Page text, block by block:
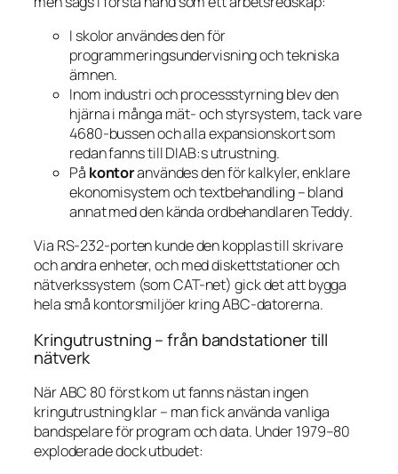
I skolor användes den för
programmeringsundervisning och tekniska
ämnen.
Inom industri och processstyrning blev den
hjärna i många mät- och styrsystem, tack vare
4680-bussen och alla expansionskort som
redan fanns till DIAB:s utrustning.
På kontoranvändes den för kalkyler, enklare
ekonomisystem och textbehandling – bland
annat med den kända ordbehandlarenTeddy.
Via RS-232-porten kunde den kopplas till skrivare
och andra enheter, och med diskettstationer och
nätverkssystem (som CAT-net) gick det att bygga
hela små kontorsmiljöer kring ABC-datorerna.
Kringutrustning – från bandstationer till
nätverk
När ABC 80 först kom ut fanns nästan ingen
kringutrustning klar – man fick använda vanliga
bandspelare för program och data. Under 1979–80
exploderade dock utbudet: